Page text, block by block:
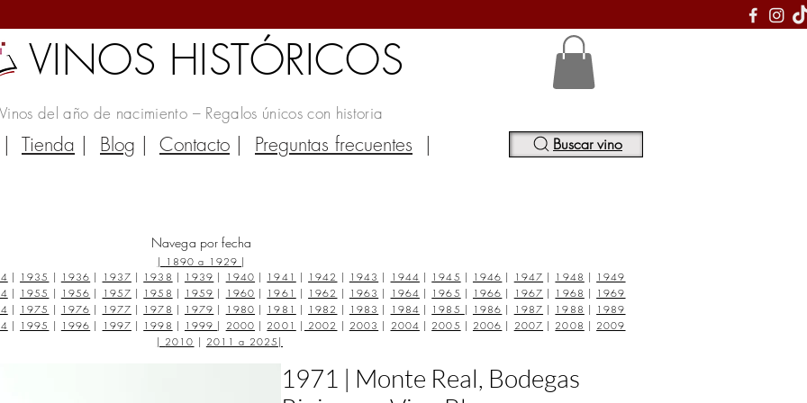
VINOS HISTÓRICOS
Vinos del año de nacimiento – Regalos únicos con historia
| Tienda | Blog | Contacto | Preguntas frecuentes | Buscar vino
Navega por fecha
| 1890 a 1929 |
| 1935 | 1936 | 1937 | 1938 | 1939 | 1940 | 1941 | 1942 | 1943 | 1944 | 1945 | 1946 | 1947 | 1948 | 1949
| 1955 | 1956 | 1957 | 1958 | 1959 | 1960 | 1961 | 1962 | 1963 | 1964 | 1965 | 1966 | 1967 | 1968 | 1969
| 1975 | 1976 | 1977 | 1978 | 1979 | 1980 | 1981 | 1982 | 1983 | 1984 | 1985 | 1986 | 1987 | 1988 | 1989
| 1995 | 1996 | 1997 | 1998 | 1999 | 2000 | 2001 | 2002 | 2003 | 2004 | 2005 | 2006 | 2007 | 2008 | 2009
| 2010 | 2011 a 2025 |
1971 | Monte Real, Bodegas